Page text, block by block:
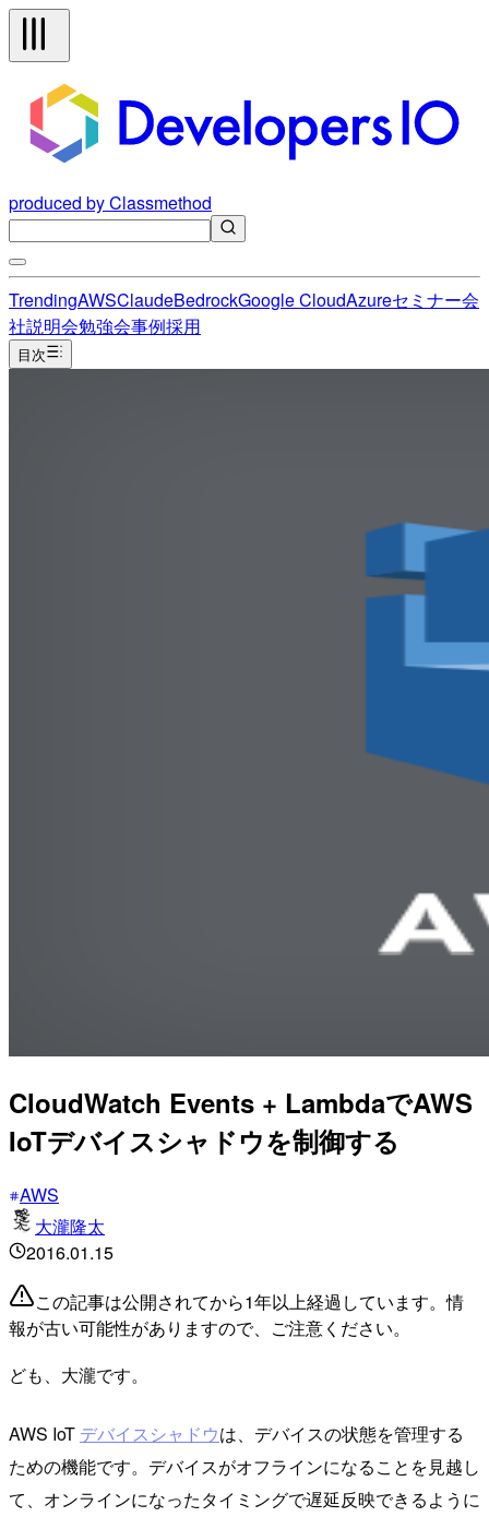
produced by Classmethod
TrendingAWSClaudeBedrockGoogle CloudAzureセミナー会
社説明会勉強会事例採用
目次
CloudWatch Events + LambdaでAWS
IoTデバイスシャドウを制御する
AWS
大瀧隆太
2016.01.15
この記事は公開されてから1年以上経過しています。情
報が古い可能性がありますので、ご注意ください。
ども、大瀧です。
AWS IoT デバイスシャドウは、デバイスの状態を管理する
ための機能です。デバイスがオフラインになることを見越し
て、オンラインになったタイミングで遅延反映できるように